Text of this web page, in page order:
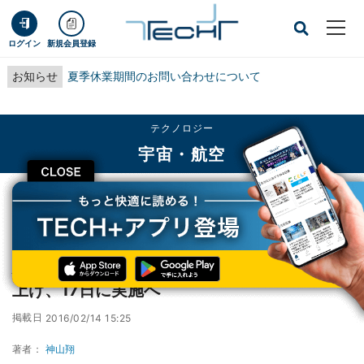
ログイン 新規会員登録
お知らせ 夏季休業期間のお問い合わせについて
CLOSE
テクノロジー
宇宙・航空
TECH+ テクノロジー
宇宙・航空
延期になっていたH-IIAロケット30号機の打ち上げ、17日に実施へ
延期になっていたH-IIAロケット30号機の打ち
上げ、17日に実施へ
掲載日 2016/02/14 15:25
著者： 神山翔